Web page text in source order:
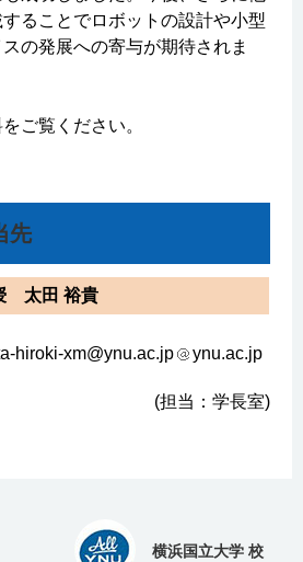
ることでロボットの設計や小型
の発展への寄与が期待されま
ご覧ください。
先
太田 裕貴
hiroki-xm@ynu.ac.jp ynu.ac.jp
(担当：学長室)
横浜国立大学 校